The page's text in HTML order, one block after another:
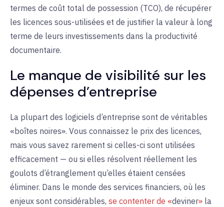
termes de coût total de possession (TCO), de récupérer
les licences sous-utilisées et de justifier la valeur à long
terme de leurs investissements dans la productivité
documentaire.
Le manque de visibilité sur les
dépenses d’entreprise
La plupart des logiciels d’entreprise sont de véritables
«boîtes noires». Vous connaissez le prix des licences,
mais vous savez rarement si celles-ci sont utilisées
efficacement — ou si elles résolvent réellement les
goulots d’étranglement qu’elles étaient censées
éliminer. Dans le monde des services financiers, où les
enjeux sont considérables, se contenter de «deviner» la